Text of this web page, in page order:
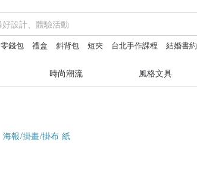
零錢包 禮盒 斜背包 短夾 台北手作課程 結婚書約
時尚潮流 風格文具
海報/掛畫/掛布 紙